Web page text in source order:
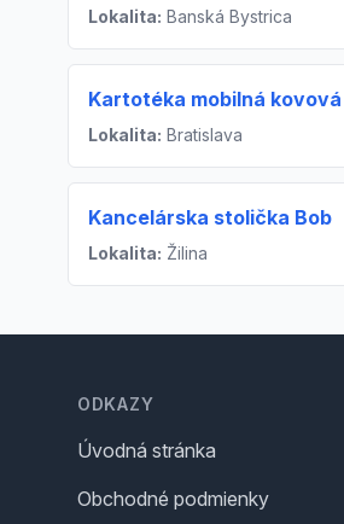
Lokalita: Banská Bystrica
Kartotéka mobilná
Lokalita: Bratislava
Kancelárska stolička Bob
Lokalita: Žilina
ODKAZY
Úvodná stránka
Obchodné podmienky